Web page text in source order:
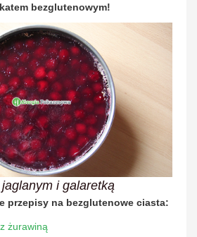
bezglutenowym!
i galaretką
przepisy na bezglutenowe ciasta:
żurawiną